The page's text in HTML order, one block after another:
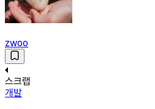
zwoo
스크랩
개발